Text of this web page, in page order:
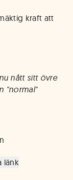
kraft att
nått sitt övre
"normal"
länk